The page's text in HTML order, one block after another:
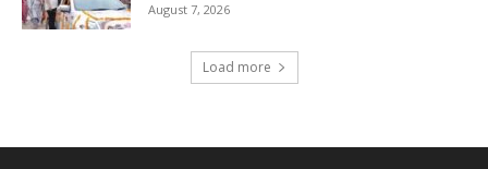
August 7, 2026
Load more